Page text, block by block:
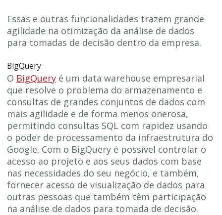
Essas e outras funcionalidades trazem grande
agilidade na otimização da análise de dados
para tomadas de decisão dentro da empresa.
BigQuery
O BigQuery é um data warehouse empresarial
que resolve o problema do armazenamento e
consultas de grandes conjuntos de dados com
mais agilidade e de forma menos onerosa,
permitindo consultas SQL com rapidez usando
o poder de processamento da infraestrutura do
Google. Com o BigQuery é possível controlar o
acesso ao projeto e aos seus dados com base
nas necessidades do seu negócio, e também,
fornecer acesso de visualização de dados para
outras pessoas que também têm participação
na análise de dados para tomada de decisão.